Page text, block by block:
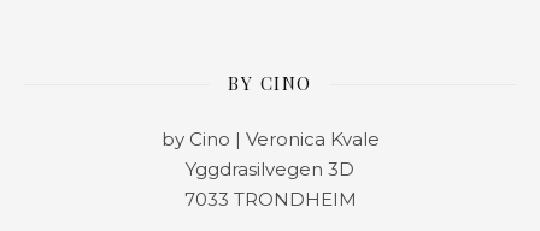
BY CINO
by Cino | Veronica Kvale
Yggdrasilvegen 3D
7033 TRONDHEIM